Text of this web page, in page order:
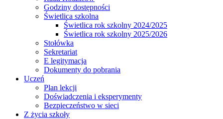
Godziny dostępności
Świetlica szkolna
Świetlica rok szkolny 2024/2025
Świetlica rok szkolny 2025/2026
Stołówka
Sekretariat
E legitymacja
Dokumenty do pobrania
Uczeń
Plan lekcji
Doświadczenia i eksperymenty
Bezpieczeństwo w sieci
Z życia szkoły